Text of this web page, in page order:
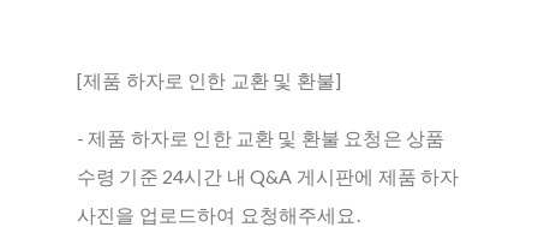
[제품 하자로 인한 교환 및 환불]
- 제품 하자로 인한 교환 및 환불 요청은 상품
수령 기준 24시간 내 Q&A 게시판에 제품 하자
사진을 업로드하여 요청해주세요.